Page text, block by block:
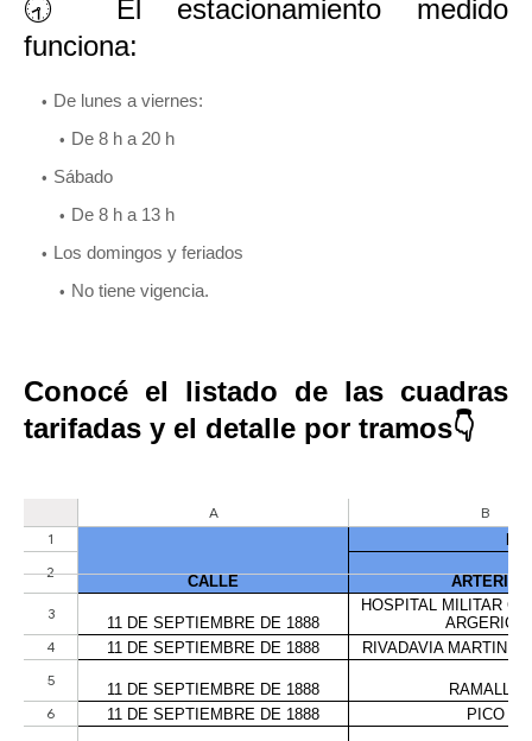
🕣 El estacionamiento medido
funciona:
De lunes a viernes:
De 8 h a 20 h
Sábado
De 8 h a 13 h
Los domingos y feriados
No tiene vigencia.
Conocé el listado de las cuadras
tarifadas y el detalle por tramos👇